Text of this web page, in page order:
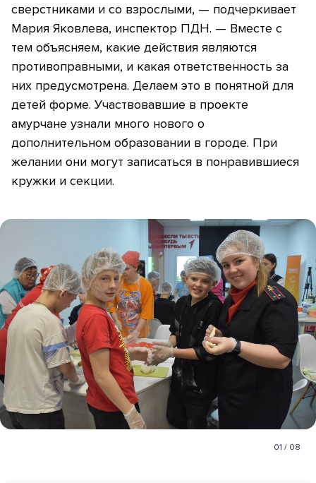
сверстниками и со взрослыми, — подчеркивает
Мария Яковлева, инспектор ПДН. — Вместе с
тем объясняем, какие действия являются
противоправными, и какая ответственность за
них предусмотрена. Делаем это в понятной для
детей форме. Участвовавшие в проекте
амурчане узнали много нового о
дополнительном образовании в городе. При
желании они могут записаться в понравившиеся
кружки и секции.
01 / 08